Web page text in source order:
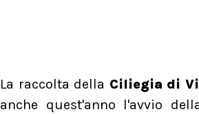
La raccolta della Ciliegia di
anche quest'anno l'avvio